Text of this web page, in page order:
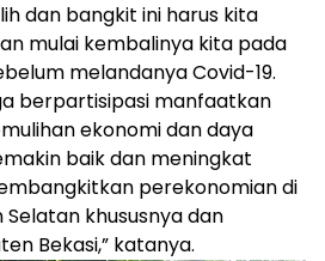
dan bangkit ini harus kita
mulai kembalinya kita pada
melandanya Covid-19.
berpartisipasi manfaatkan
ekonomi dan daya
baik dan meningkat
perekonomian di
khususnya dan
Bekasi,” katanya.